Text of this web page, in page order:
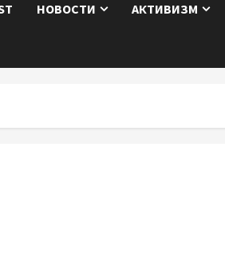
НОВОСТИ АКТИВИЗМ